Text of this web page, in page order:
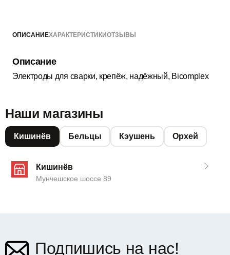
ОПИСАНИЕХАРАКТЕРИСТИКИОТЗЫВЫ
Описание
Электроды для сварки, крепёж, надёжный, Bicomplex
Наши магазины
Кишинёв Бельцы Кэушень Орхей
Кишинёв
Мунчешское шоссе 89
Подпишись на нас!